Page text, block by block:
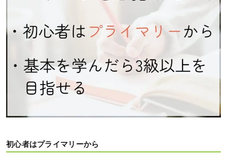
初心者はプライマリーから